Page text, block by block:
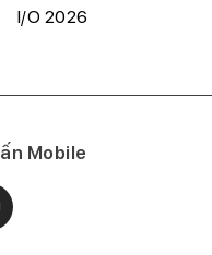
I/O 2026
Mobile